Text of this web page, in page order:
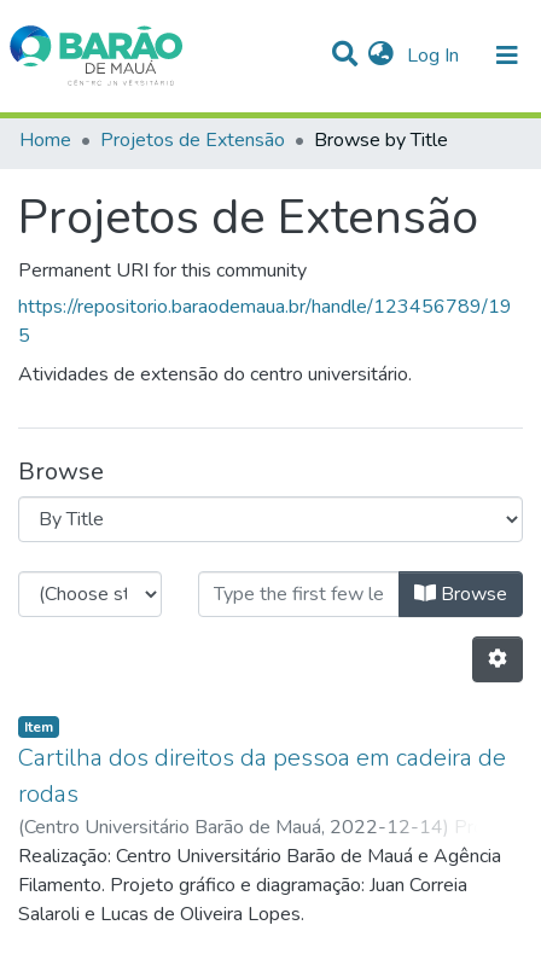
Log In (current)
Communities & Collections
Home Projetos de Extensão Browse by Title
Projetos de Extensão
Permanent URI for this community
https://repositorio.baraodemaua.br/handle/123456789/19
5
Atividades de extensão do centro universitário.
Browse
Browsing Projetos de Extensão
Browse
Item
Cartilha dos direitos da pessoa em cadeira de
rodas
(Centro Universitário Barão de Mauá, 2022-12-14) Prof. Dr.
Lucas de Souza Lehfeld;Profa. Dra. Milena da Silveira
Pereira
Realização: Centro Universitário Barão de Mauá e Agência
Filamento. Projeto gráfico e diagramação: Juan Correia
Salaroli e Lucas de Oliveira Lopes.